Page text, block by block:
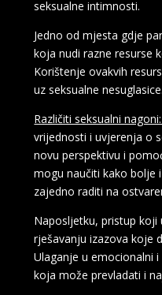
seksualne intimnosti.
Jedno od mjesta gdje
koja nudi razne resurse
Korištenje ovakvih
uz seksualne nesuglasice.
Različiti seksualni
vrijednosti i uvjerenja o
novu perspektivu i
mogu naučiti kako bolje
zajedno raditi na
Naposljetku, pristup koji
rješavanju izazova koje
Ulaganje u emocionalni
koja može prevladati i